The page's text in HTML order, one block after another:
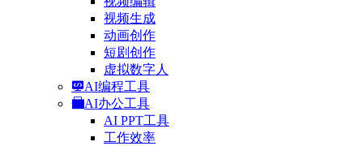
视频生成
动画创作
短剧创作
虚拟数字人
AI编程工具
AI办公工具
AI PPT工具
工作效率